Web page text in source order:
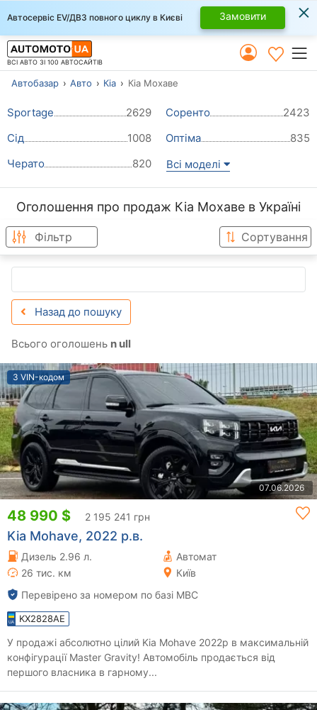
Автосервіс EV/ДВЗ повного циклу в Києві Замовити ×
ВСІ АВТО ЗІ 100 АВТОСАЙТІВ
Автобазар Авто Кіа Кіа Мохаве
Sportage 2629 Соренто
2423
Сід
1008 Оптіма
835
Черато
820 Всі моделі
Оголошення про продаж Кіа Мохаве в Україні
Фільтр Сортування
Назад до пошуку
Всього оголошень n ull
З VIN-кодом
07.06.2026
48 990 $ 2 195 241 грн
Kia Mohave, 2022 р.в.
Дизель 2.96 л.
Автомат
26 тис. км
Київ
Перевірено за номером по базі МВС
KX2828AE
У продажі абсолютно цілий Kia Mohave 2022р в максимальній
конфігурації Master Gravity! Автомобіль продається від
першого власника в гарному...